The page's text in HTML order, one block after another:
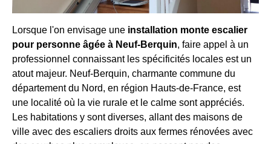
Lorsque l'on envisage une installation monte escalier
pour personne âgée à Neuf-Berquin, faire appel à un
professionnel connaissant les spécificités locales est un
atout majeur. Neuf-Berquin, charmante commune du
département du Nord, en région Hauts-de-France, est
une localité où la vie rurale et le calme sont appréciés.
Les habitations y sont diverses, allant des maisons de
ville avec des escaliers droits aux fermes rénovées avec